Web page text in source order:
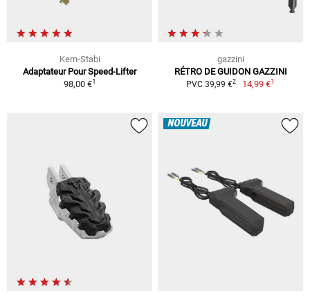
Kern-Stabi
Adaptateur Pour Speed-Lifter
98,00 €1
gazzini
RÉTRO DE GUIDON GAZZINI
PVC 39,99 €2 14,99 €1
NOUVEAU